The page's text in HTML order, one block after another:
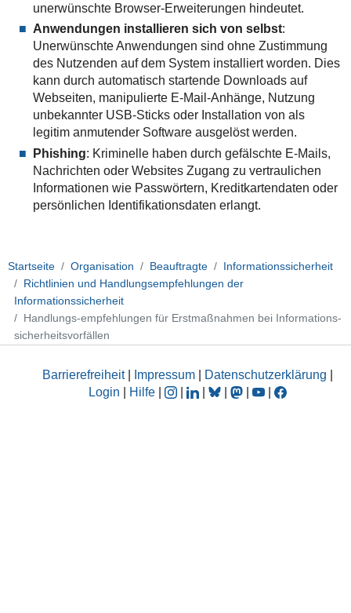
unerwünschte Browser-Erweiterungen hindeutet.
Anwendungen installieren sich von selbst:
Unerwünschte Anwendungen sind ohne Zustimmung
des Nutzenden auf dem System installiert worden. Dies
kann durch automatisch startende Downloads auf
Webseiten, manipulierte E-Mail-Anhänge, Nutzung
unbekannter USB-Sticks oder Installation von als
legitim anmutender Software ausgelöst werden.
Phishing: Kriminelle haben durch gefälschte E-Mails,
Nachrichten oder Websites Zugang zu vertraulichen
Informationen wie Passwörtern, Kreditkartendaten oder
persönlichen Identifikationsdaten erlangt.
Startseite Organisation Beauftragte
Informationssicherheit
Richtlinien und Handlungsempfehlungen der
Informationssicherheit
Handlungs-empfehlungen für Erstmaßnahmen bei Informations-
sicherheitsvorfällen
Barrierefreiheit| Impressum Datenschutzerklärung
Login
Hilfe